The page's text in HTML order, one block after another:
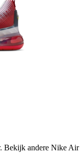
Bekijk andere Nike Air